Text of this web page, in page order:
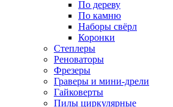
По дереву
По камню
Наборы свёрл
Коронки
Степлеры
Реноваторы
Фрезеры
Граверы и мини-дрели
Гайковерты
Пилы циркулярные